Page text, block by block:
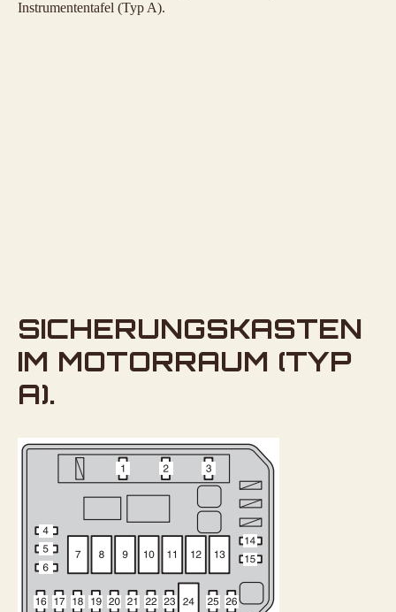
Instrumententafel (Typ A).
SICHERUNGSKASTEN
IM MOTORRAUM (TYP
A).